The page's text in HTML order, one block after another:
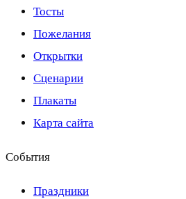
Тосты
Пожелания
Открытки
Сценарии
Плакаты
Карта сайта
События
Праздники